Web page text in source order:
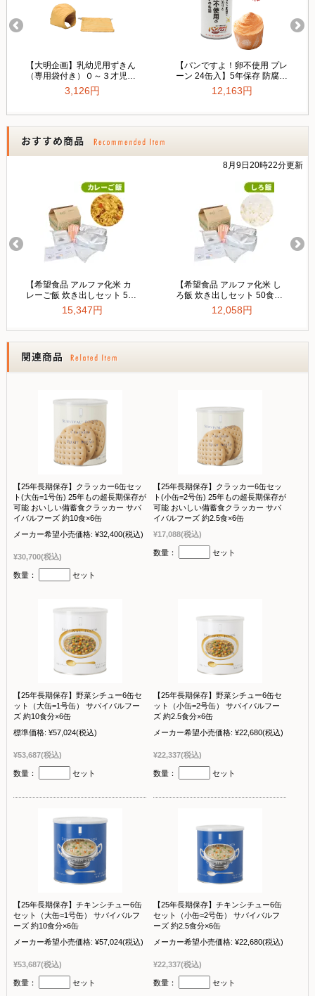
【25年長期保存】クラッカー6缶セッ
ト(大缶=1号缶) 25年もの超長期保存が
可能 おいしい備蓄食クラッカー サバ
イバルフーズ 約10食×6缶
メーカー希望小売価格: ¥32,400(税込)
¥30,700(税込)
数量： セット
【25年長期保存】クラッカー6缶セッ
ト(小缶=2号缶) 25年もの超長期保存が
可能 おいしい備蓄食クラッカー サバ
イバルフーズ 約2.5食×6缶
¥17,088(税込)
数量： セット
【25年長期保存】野菜シチュー6缶セ
ット（大缶=1号缶） サバイバルフー
ズ 約10食分×6缶
標準価格: ¥57,024(税込)
¥53,687(税込)
数量： セット
【25年長期保存】野菜シチュー6缶セ
ット（小缶=2号缶） サバイバルフー
ズ 約2.5食分×6缶
メーカー希望小売価格: ¥22,680(税込)
¥22,337(税込)
数量： セット
【25年長期保存】チキンシチュー6缶
セット（大缶=1号缶） サバイバルフ
ーズ 約10食分×6缶
メーカー希望小売価格: ¥57,024(税込)
¥53,687(税込)
数量： セット
【25年長期保存】チキンシチュー6缶
セット（小缶=2号缶） サバイバルフ
ーズ 約2.5食分×6缶
メーカー希望小売価格: ¥22,680(税込)
¥22,337(税込)
数量： セット